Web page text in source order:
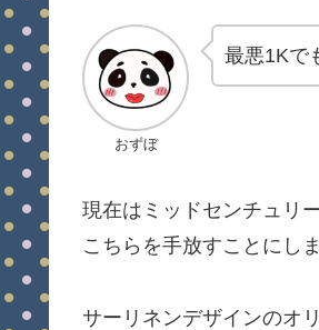
おずぼ
最悪1Kで
現在はミッドセンチュリ
こちらを手放すことにしま
サーリネンデザインのオ